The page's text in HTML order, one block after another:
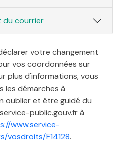
du courrier
votre changement
vos coordonnées sur
plus d'informations, vous
les démarches à
oublier et être guidé du
public.gouv.fr à
www.service-
vosdroits/F14128.